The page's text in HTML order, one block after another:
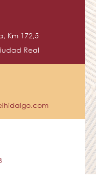
Km 172,5
Real